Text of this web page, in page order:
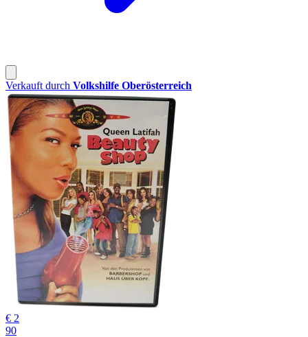
Verkauft durch Volkshilfe Oberösterreich
€ 2
90